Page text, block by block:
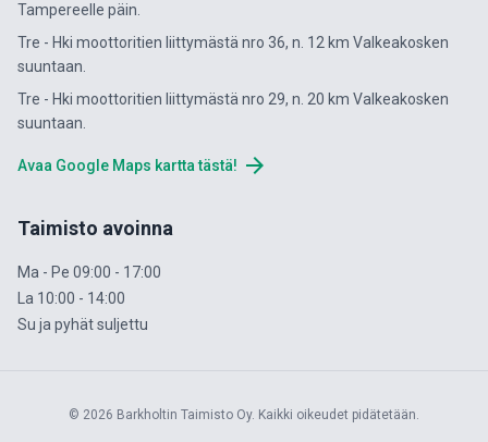
Tampereelle päin.
Tre - Hki moottoritien liittymästä nro 36, n. 12 km Valkeakosken
suuntaan.
Tre - Hki moottoritien liittymästä nro 29, n. 20 km Valkeakosken
suuntaan.
Avaa Google Maps kartta tästä! arrow_forward
Taimisto avoinna
Ma - Pe 09:00 - 17:00
La 10:00 - 14:00
Su ja pyhät suljettu
© 2026 Barkholtin Taimisto Oy. Kaikki oikeudet pidätetään.